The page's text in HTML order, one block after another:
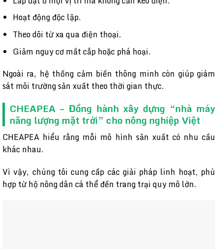
Hoạt động độc lập.
Theo dõi từ xa qua điện thoại.
Giảm nguy cơ mất cắp hoặc phá hoại.
Ngoài ra, hệ thống cảm biến thông minh còn giúp giám
sát môi trường sản xuất theo thời gian thực.
CHEAPEA – Đồng hành xây dựng “nhà máy
năng lượng mặt trời” cho nông nghiệp Việt
CHEAPEA hiểu rằng mỗi mô hình sản xuất có nhu cầu
khác nhau.
Vì vậy, chúng tôi cung cấp các giải pháp linh hoạt, phù
hợp từ hộ nông dân cá thể đến trang trại quy mô lớn.